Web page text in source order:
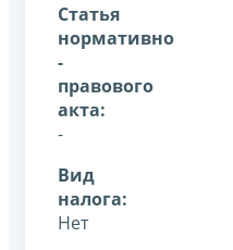
Статья
нормативно
-
правового
акта:
-
Вид
налога:
Нет